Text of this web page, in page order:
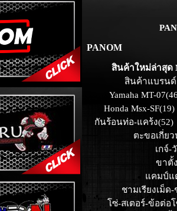
PANOM
สินค้าใหม่ล่าสุด
สินค้าแบรนด์
Yamaha MT-
Honda Msx-SF(19)
กันร้อนท่อ-แคร้ง(52)
ตะขอเกี่ย
เกจ์-
ขาตั้
แคมป์แ
ชามเรียงเม็
โซ่-สเตอร์-ข้อต่อ